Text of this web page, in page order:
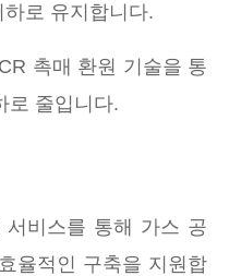
로 유지합니다.
촉매 환원 기술을 통
로 줄입니다.
비스를 통해 가스 공
율적인 구축을 지원합